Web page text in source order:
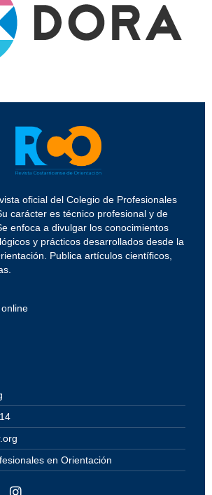
oficial del Colegio de Profesionales
carácter es técnico profesional y de
enfoca a divulgar los conocimientos
y prácticos desarrollados desde la
Publica artículos científicos,
en Orientación